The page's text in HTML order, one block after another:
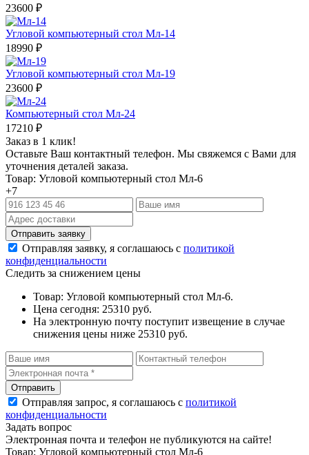
23600 ₽
Угловой компьютерный стол Мл-14
18990 ₽
Угловой компьютерный стол Мл-19
23600 ₽
Компьютерный стол Мл-24
17210 ₽
Заказ в 1 клик!
Оставьте Ваш контактный телефон. Мы свяжемся с Вами для
уточнения деталей заказа.
Товар: Угловой компьютерный стол Мл-6
+7
Отправляя заявку, я соглашаюсь с политикой
конфиденциальности
Следить за снижением цены
Товар: Угловой компьютерный стол Мл-6.
Цена сегодня: 25310 руб.
На электронную почту поступит извещение в случае
снижения цены ниже 25310 руб.
Отправляя запрос, я соглашаюсь с политикой
конфиденциальности
Задать вопрос
Электронная почта и телефон не публикуются на сайте!
Товар: Угловой компьютерный стол Мл-6